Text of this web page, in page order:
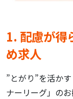
1. 配慮が得
め求人
”とがり”を活か
ナーリーグ」のお